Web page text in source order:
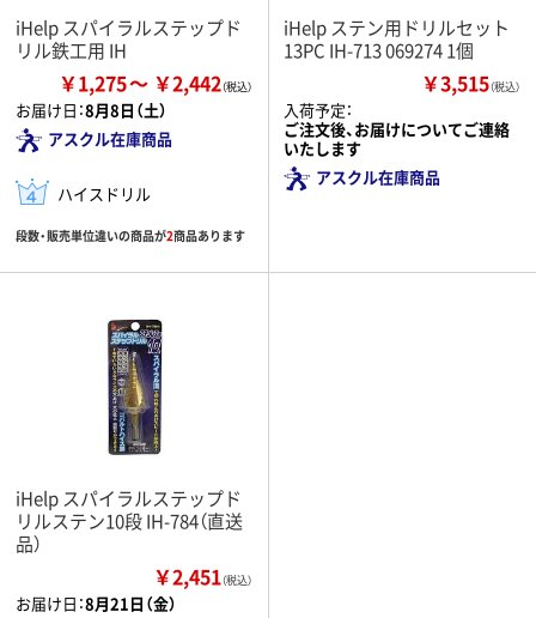
iHelp スパイラルステップド
リル鉄工用 IH
￥1,275 ￥2,442
お届け日：8月8日（土）
アスクル在庫商品
ハイスドリル
段数・販売単位違いの商品が2商品あります
iHelp ステン用ドリルセット
13PC IH-713 069274 1個
￥3,515（税込）
入荷予定：
ご注文後、お届けについてご連絡
いたします
アスクル在庫商品
iHelp スパイラルステップド
リルステン10段 IH-784（直送
品）
￥2,451（税込）
お届け日：8月21日（金）